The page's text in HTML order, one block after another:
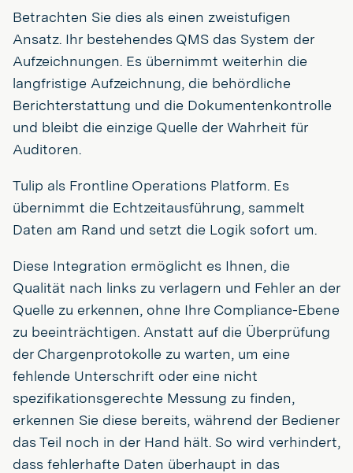
Betrachten Sie dies als einen zweistufigen
Ansatz. Ihr bestehendes QMS das System der
Aufzeichnungen. Es übernimmt weiterhin die
langfristige Aufzeichnung, die behördliche
Berichterstattung und die Dokumentenkontrolle
und bleibt die einzige Quelle der Wahrheit für
Auditoren.
Tulip als Frontline Operations Platform. Es
übernimmt die Echtzeitausführung, sammelt
Daten am Rand und setzt die Logik sofort um.
Diese Integration ermöglicht es Ihnen, die
Qualität nach links zu verlagern und Fehler an der
Quelle zu erkennen, ohne Ihre Compliance-Ebene
zu beeinträchtigen. Anstatt auf die Überprüfung
der Chargenprotokolle zu warten, um eine
fehlende Unterschrift oder eine nicht
spezifikationsgerechte Messung zu finden,
erkennen Sie diese bereits, während der Bediener
das Teil noch in der Hand hält. So wird verhindert,
dass fehlerhafte Daten überhaupt in das